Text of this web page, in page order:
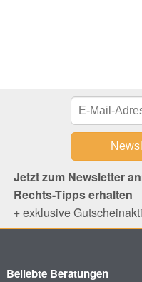
Jetzt zum Newsletter
Rechts-Tipps erhalten
+ exklusive
Beliebte Beratungen